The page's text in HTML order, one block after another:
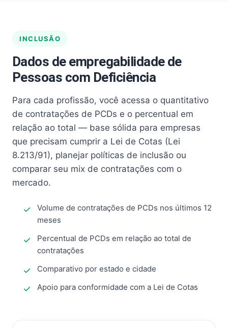
INCLUSÃO
Dados de empregabilidade de
Pessoas com Deficiência
Para cada profissão, você acessa o quantitativo
de contratações de PCDs e o percentual em
relação ao total — base sólida para empresas
que precisam cumprir a Lei de Cotas (Lei
8.213/91), planejar políticas de inclusão ou
comparar seu mix de contratações com o
mercado.
Volume de contratações de PCDs nos últimos 12
meses
Percentual de PCDs em relação ao total de
contratações
Comparativo por estado e cidade
Apoio para conformidade com a Lei de Cotas